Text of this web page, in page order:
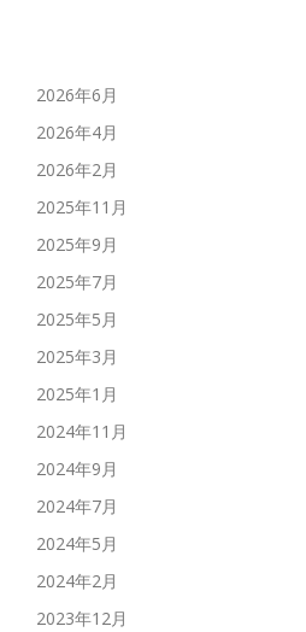
2026年6月
2026年4月
2026年2月
2025年11月
2025年9月
2025年7月
2025年5月
2025年3月
2025年1月
2024年11月
2024年9月
2024年7月
2024年5月
2024年2月
2023年12月